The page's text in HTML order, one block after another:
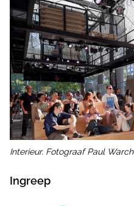
Interieur. Fotograaf Paul
Ingreep